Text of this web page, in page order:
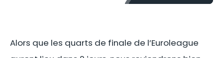
Alors que les quarts de finale de l’Euroleague